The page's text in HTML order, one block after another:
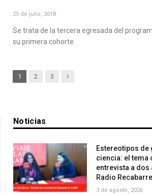
25 de julio, 2018
Se trata de la tercera egresada del
su primera cohorte.
1 2 3 Next
Noticias
Estereotipos de
ciencia: el tema
entrevista a dos
Radio
3 de agosto, 2026